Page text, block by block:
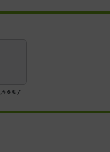
€ /